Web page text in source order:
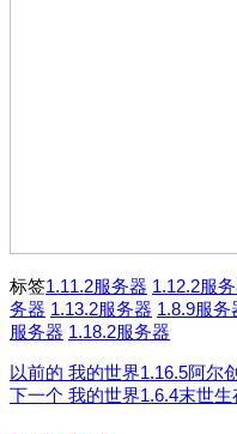
标签1.11.2服务器 1.12.2服
务器 1.13.2服务器 1.8.9服务
服务器 1.18.2服务器
以前的 我的世界1.16.5阿尔
下一个 我的世界1.6.4末世